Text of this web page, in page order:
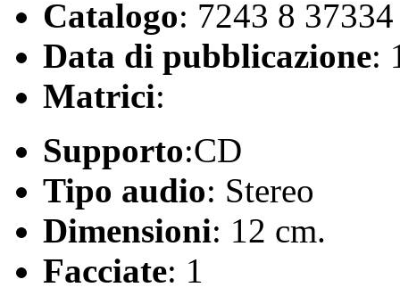
Catalogo: 7243 8
Data di pubblicazione:
Matrici:
Supporto:CD
Tipo audio: Stereo
Dimensioni: 12 cm.
Facciate: 1